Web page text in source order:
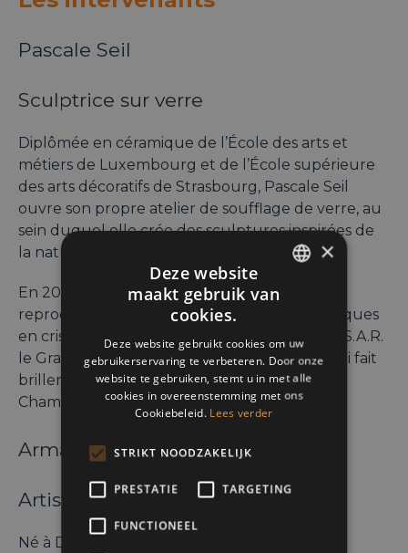
Pascale Seil
Sculptrice sur verre
Diplômée en céramique de l’École des arts et
métiers de Luxembourg et de l’École supérieure
des arts décoratifs de Strasbourg, Pascale Seil
ouvre son propre atelier de soufflage de verre, au
sein duquel elle crée des sculptures inspirées de
la nature.
En 2018, elle participe également à la
reproduction d’une gamme de verres historiques
en cristal, soufflés et gravés aux armoiries de S.A.R.
le Grand-Duc, dans le cadre de «l’Initiative qui fait
briller le patrimoine national », lancée par la
Chambre des métiers.
Armand Strainchamps
Artiste pluridisciplinaire
Né à Dudelange, Armand Strainchamps est
ENGLISH
DUTCH
×
Deze website
maakt gebruik van
cookies.
Deze website gebruikt cookies om uw
gebruikerservaring te verbeteren. Door onze
website te gebruiken, stemt u in met alle
cookies in overeenstemming met ons
Cookiebeleid. Lees verder
STRIKT NOODZAKELIJK
PRESTATIE TARGETING
FUNCTIONEEL